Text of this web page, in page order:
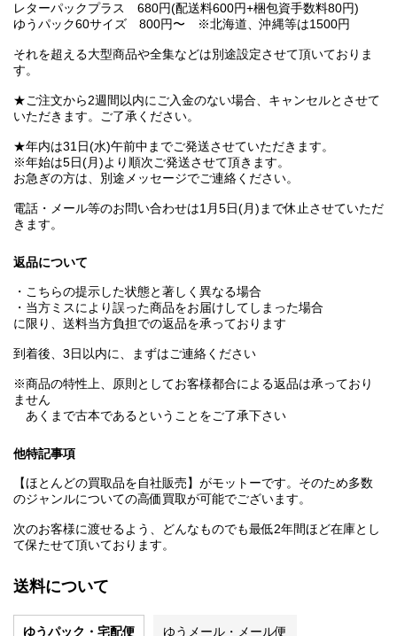
レターパックプラス 680円(配送料600円+梱包資手数料80円)
ゆうパック60サイズ 800円〜 ※北海道、沖縄等は1500円
それを超える大型商品や全集などは別途設定させて頂いておりま
す。
★ご注文から2週間以内にご入金のない場合、キャンセルとさせて
いただきます。ご了承ください。
★年内は31日(水)午前中までご発送させていただきます。
※年始は5日(月)より順次ご発送させて頂きます。
お急ぎの方は、別途メッセージでご連絡ください。
電話・メール等のお問い合わせは1月5日(月)まで休止させていただ
きます。
返品について
・こちらの提示した状態と著しく異なる場合
・当方ミスにより誤った商品をお届けしてしまった場合
に限り、送料当方負担での返品を承っております
到着後、3日以内に、まずはご連絡ください
※商品の特性上、原則としてお客様都合による返品は承っており
ません
あくまで古本であるということをご了承下さい
他特記事項
【ほとんどの買取品を自社販売】がモットーです。そのため多数
のジャンルについての高価買取が可能でございます。
次のお客様に渡せるよう、どんなものでも最低2年間ほど在庫とし
て保たせて頂いております。
送料について
ゆうパック・宅配便 ゆうメール・メール便